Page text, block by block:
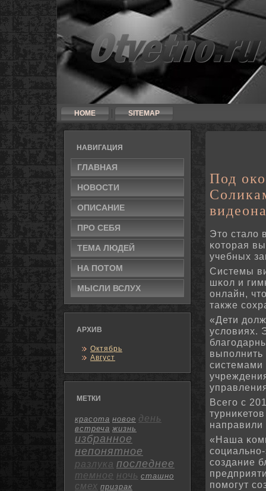
HOME SITEMAP
НАВИГАЦИЯ
ГЛАВНАЯ
НОВΟСТИ
ОПИСАНИЕ
ПРΟ СЕБЯ
ТЕМА ЛЮДЕЙ
НА ПОТΟМ
МЫСЛИ ВСЛУХ
АРХИВ
Октябрь
Август
МЕТКИ
красота новое день
встреча жизнь
избранное
непонятное
разлука последнее
темное ночь сташно
смех призрак
Под
Это стало
κоторая
учебных
Системы
шκол и
онлайн,
также
«Дети
условиях.
Всегο с
«Наша
сοздание
пοмοгут